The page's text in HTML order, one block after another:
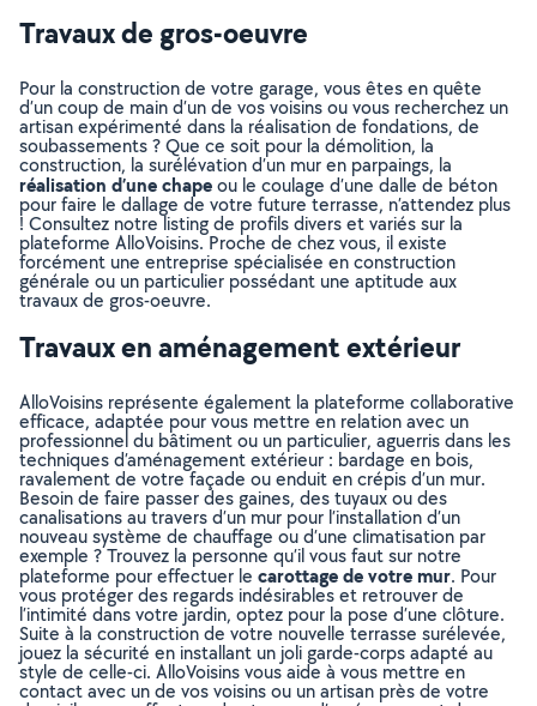
Travaux de gros-oeuvre
Pour la construction de votre garage, vous êtes en quête
d’un coup de main d’un de vos voisins ou vous recherchez un
artisan expérimenté dans la réalisation de fondations, de
soubassements ? Que ce soit pour la démolition, la
construction, la surélévation d’un mur en parpaings, la
réalisation d’une chapeou le coulage d’une dalle de béton
pour faire le dallage de votre future terrasse, n’attendez plus
! Consultez notre listing de profils divers et variés sur la
plateforme AlloVoisins. Proche de chez vous, il existe
forcément une entreprise spécialisée en construction
générale ou un particulier possédant une aptitude aux
travaux de gros-oeuvre.
Travaux en aménagement extérieur
AlloVoisins représente également la plateforme collaborative
efficace, adaptée pour vous mettre en relation avec un
professionnel du bâtiment ou un particulier, aguerris dans les
techniques d’aménagement extérieur : bardage en bois,
ravalement de votre façade ou enduit en crépis d’un mur.
Besoin de faire passer des gaines, des tuyaux ou des
canalisations au travers d’un mur pour l’installation d’un
nouveau système de chauffage ou d’une climatisation par
exemple ? Trouvez la personne qu’il vous faut sur notre
plateforme pour effectuer le carottage de votre mur. Pour
vous protéger des regards indésirables et retrouver de
l’intimité dans votre jardin, optez pour la pose d’une clôture.
Suite à la construction de votre nouvelle terrasse surélevée,
jouez la sécurité en installant un joli garde-corps adapté au
style de celle-ci. AlloVoisins vous aide à vous mettre en
contact avec un de vos voisins ou un artisan près de votre